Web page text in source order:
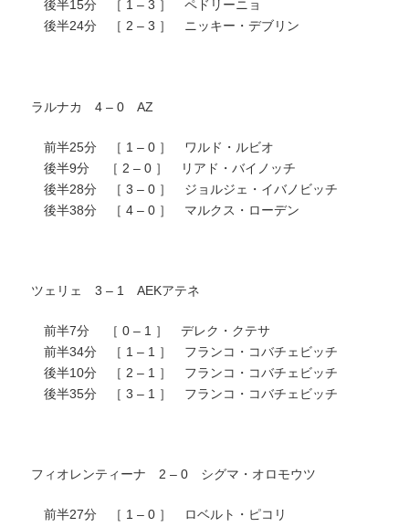
後半15分 ［ 1 – 3 ］ ペドリーニョ
後半24分 ［ 2 – 3 ］ ニッキー・デブリン
ラルナカ 4 – 0 AZ
前半25分 ［ 1 – 0 ］ ワルド・ルビオ
後半9分 ［ 2 – 0 ］ リアド・バイノッチ
後半28分 ［ 3 – 0 ］ ジョルジェ・イバノビッチ
後半38分 ［ 4 – 0 ］ マルクス・ローデン
ツェリェ 3 – 1 AEKアテネ
前半7分 ［ 0 – 1 ］ デレク・クテサ
前半34分 ［ 1 – 1 ］ フランコ・コバチェビッチ
後半10分 ［ 2 – 1 ］ フランコ・コバチェビッチ
後半35分 ［ 3 – 1 ］ フランコ・コバチェビッチ
フィオレンティーナ 2 – 0 シグマ・オロモウツ
前半27分 ［ 1 – 0 ］ ロベルト・ピコリ